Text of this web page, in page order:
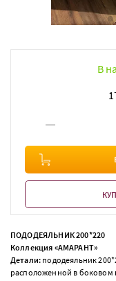
В
ПОДОДЕЯЛЬНИК 200*220
Коллекция «АМАРАНТ»
Детали: пододеяльник
расположенной в боковом